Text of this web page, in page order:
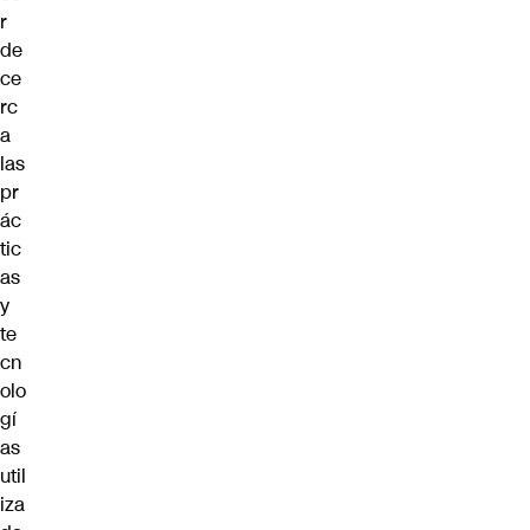
r
de
ce
rc
a
las
pr
ác
tic
as
y
te
cn
olo
gí
as
util
iza